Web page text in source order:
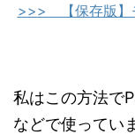
>>> 【保存版】
私はこの方法で
などで使ってい